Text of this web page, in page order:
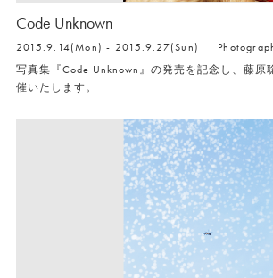
Code Unknown
2015.9.14(Mon) - 2015.9.27(Sun)
写真集『Code Unknown』の発売を記念し、藤原
催いたします。